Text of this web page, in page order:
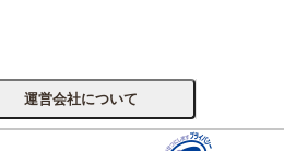
運営会社について